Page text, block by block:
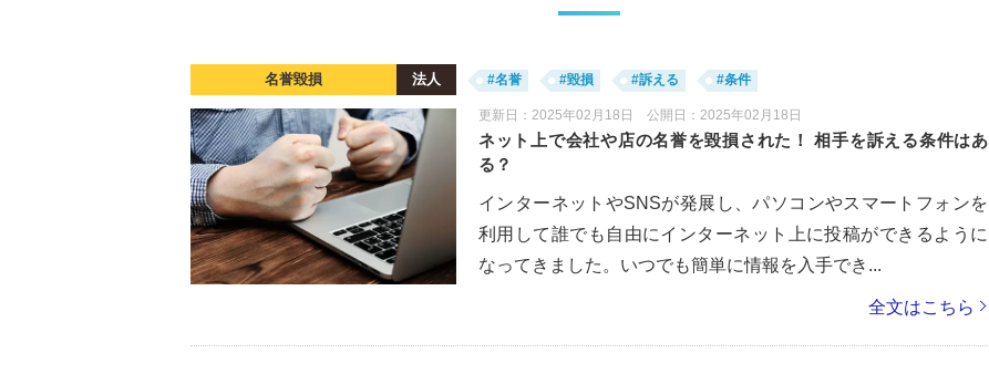
名誉毀損 法人
更新日：2025年02月18日 公開日：2025年02月18日
ネット上で会社や店の名誉を毀損された！ 相手を訴える条件はあ
る？
インターネットやSNSが発展し、パソコンやスマートフォンを
利用して誰でも自由にインターネット上に投稿ができるように
なってきました。いつでも簡単に情報を入手でき...
全文はこちら
#名誉 #毀損 #訴える #条件